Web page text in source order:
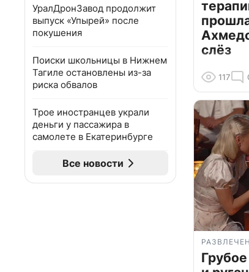
УралДронЗавод продолжит
выпуск «Упырей» после
покушения
Поиски школьницы в Нижнем
Тагиле остановлены из-за
риска обвалов
Трое иностранцев украли
деньги у пассажира в
самолете в Екатеринбурге
Все новости
слёз
117